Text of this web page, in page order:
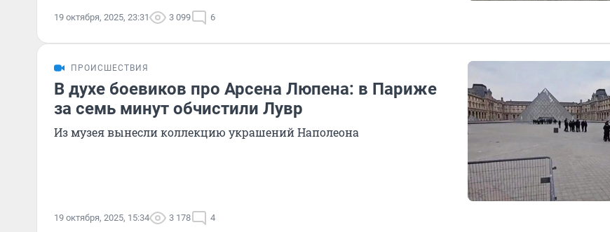
19 октября, 2025, 23:31 3 099 6
ПРОИСШЕСТВИЯ
В духе боевиков про Арсена Люпена: в Париже
за семь минут обчистили Лувр
Из музея вынесли коллекцию украшений Наполеона
19 октября, 2025, 15:34 3 178 4